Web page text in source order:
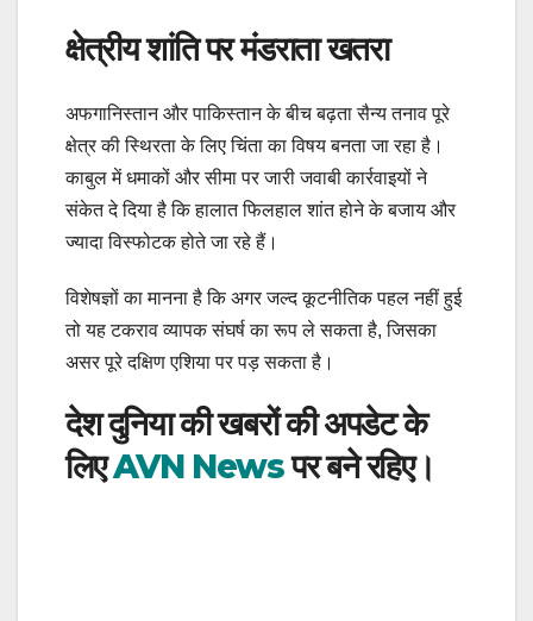
क्षेत्रीय शांति पर मंडराता खतरा
अफगानिस्तान और पाकिस्तान के बीच बढ़ता सैन्य तनाव पूरे
क्षेत्र की स्थिरता के लिए चिंता का विषय बनता जा रहा है।
काबुल में धमाकों और सीमा पर जारी जवाबी कार्रवाइयों ने
संकेत दे दिया है कि हालात फिलहाल शांत होने के बजाय और
ज्यादा विस्फोटक होते जा रहे हैं।
विशेषज्ञों का मानना है कि अगर जल्द कूटनीतिक पहल नहीं हुई
तो यह टकराव व्यापक संघर्ष का रूप ले सकता है, जिसका
असर पूरे दक्षिण एशिया पर पड़ सकता है।
देश दुनिया की खबरों की अपडेट के
लिएAVN Newsपर बने रहिए।